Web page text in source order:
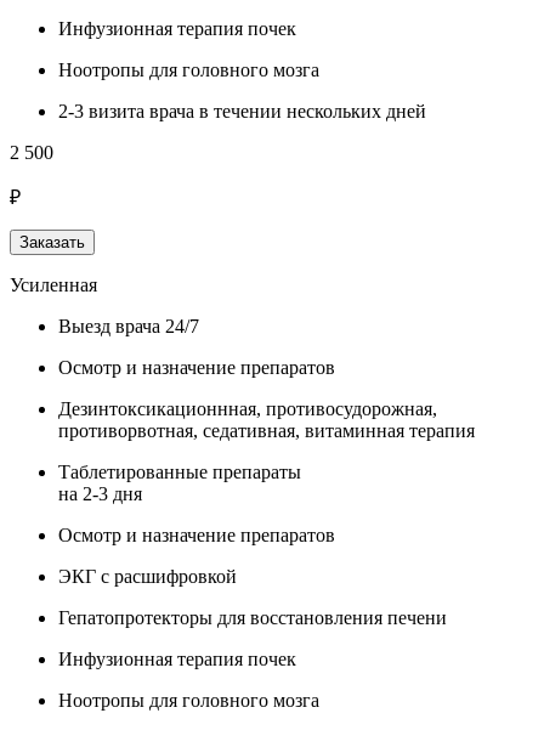
Инфузионная терапия почек
Ноотропы для головного мозга
2-3 визита врача в течении нескольких дней
2 500
₽
Заказать
Усиленная
Выезд врача 24/7
Осмотр и назначение препаратов
Дезинтоксикационнная, противосудорожная,
противорвотная, седативная, витаминная терапия
Таблетированные препараты
на 2-3 дня
Осмотр и назначение препаратов
ЭКГ с расшифровкой
Гепатопротекторы для восстановления печени
Инфузионная терапия почек
Ноотропы для головного мозга